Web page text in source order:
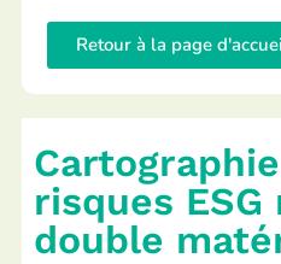
Retour à la page
risques
double